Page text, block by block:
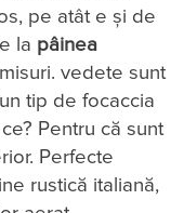
pe atât e și de
la pâinea
vedete sunt
tip de focaccia
Pentru că sunt
Perfecte
rustică italiană,